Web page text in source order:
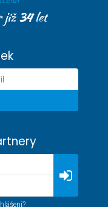
již34let